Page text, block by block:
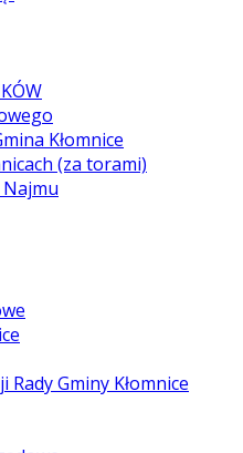
Kłomnice
(za torami)
Najmu
Rady Gminy Kłomnice